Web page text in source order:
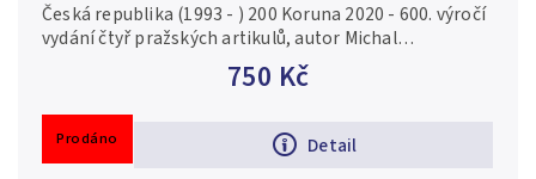
750 Kč
Detail
Česká republika (1993 - ) 200 Koruna 2020 - 600. výročí
vydání čtyř pražských artikulů, autor Michal
Vitanovský, Aurea C229, kapsle, bez certifikátu, běžná
Prodáno